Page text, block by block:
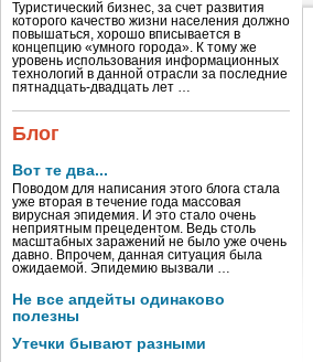
Туристический бизнес, за счет развития
которого качество жизни населения должно
повышаться, хорошо вписывается в
концепцию «умного города». К тому же
уровень использования информационных
технологий в данной отрасли за последние
пятнадцать-двадцать лет …
Блог
Вот те два...
Поводом для написания этого блога стала
уже вторая в течение года массовая
вирусная эпидемия. И это стало очень
неприятным прецедентом. Ведь столь
масштабных заражений не было уже очень
давно. Впрочем, данная ситуация была
ожидаемой. Эпидемию вызвали …
Не все апдейты одинаково
полезны
Утечки бывают разными